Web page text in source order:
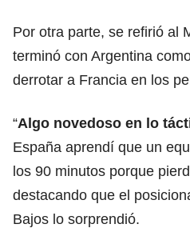
Por otra parte, se refirió al
terminó con Argentina
derrotar a Francia en los
“Algo novedoso en lo
España aprendí que un
los 90 minutos porque
destacando que el
Bajos lo sorprendió.